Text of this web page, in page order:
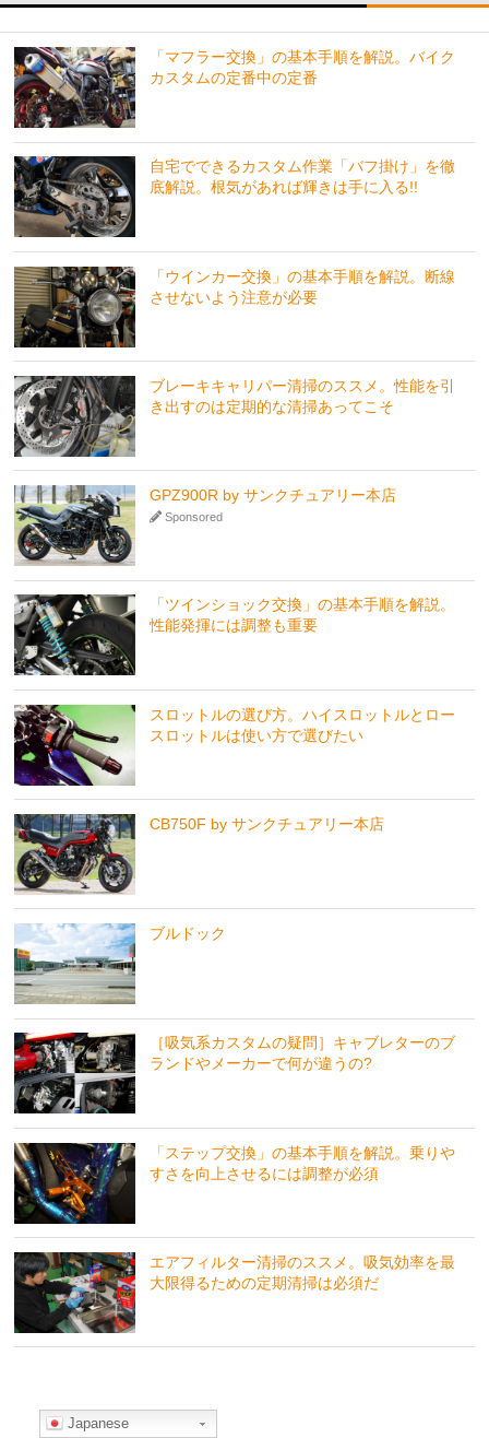
「マフラー交換」の基本手順を解説。バイク
カスタムの定番中の定番
自宅でできるカスタム作業「バフ掛け」を徹
底解説。根気があれば輝きは手に入る!!
「ウインカー交換」の基本手順を解説。断線
させないよう注意が必要
ブレーキキャリパー清掃のススメ。性能を引
き出すのは定期的な清掃あってこそ
GPZ900R by サンクチュアリー本店
Sponsored
「ツインショック交換」の基本手順を解説。
性能発揮には調整も重要
スロットルの選び方。ハイスロットルとロー
スロットルは使い方で選びたい
CB750F by サンクチュアリー本店
ブルドック
［吸気系カスタムの疑問］キャブレターのブ
ランドやメーカーで何が違うの?
「ステップ交換」の基本手順を解説。乗りや
すさを向上させるには調整が必須
エアフィルター清掃のススメ。吸気効率を最
大限得るための定期清掃は必須だ
Japanese